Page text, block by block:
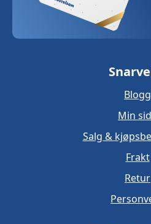
Blogg
Min
Salg &
Frakt
Retur